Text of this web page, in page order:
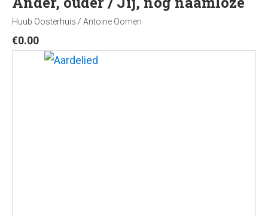
Huub Oosterhuis / Antoine Oomen
€0.00